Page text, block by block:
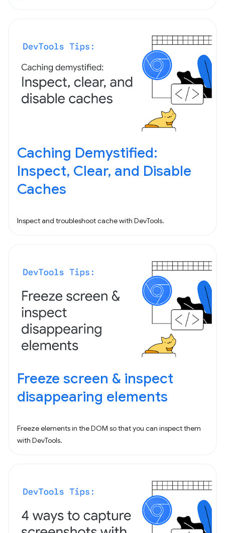
Caching Demystified:
Inspect, Clear, and Disable
Caches
Inspect and troubleshoot cache with DevTools.
Freeze screen & inspect
disappearing elements
Freeze elements in the DOM so that you can inspect them
with DevTools.